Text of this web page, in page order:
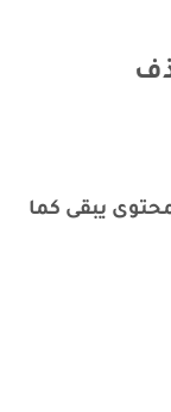
يبقى كما